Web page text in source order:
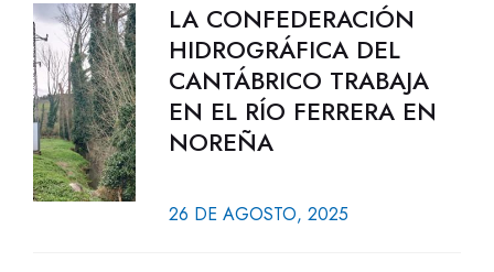
LA CONFEDERACIÓN
HIDROGRÁFICA DEL
CANTÁBRICO TRABAJA
EN EL RÍO FERRERA EN
NOREÑA
26 DE AGOSTO, 2025